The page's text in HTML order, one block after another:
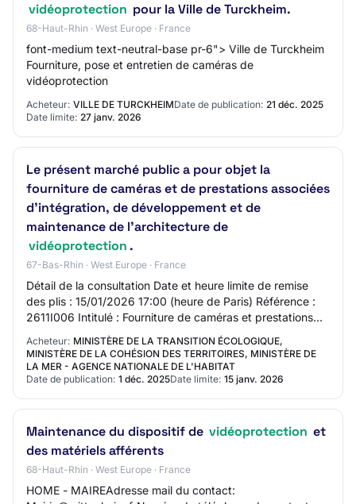
vidéoprotection pour la Ville de Turckheim.
68-Haut-Rhin · West Europe · France
font-medium text-neutral-base pr-6"> Ville de Turckheim
Fourniture, pose et entretien de caméras de
vidéoprotection
Acheteur: VILLE DE TURCKHEIMDate de publication: 21 déc. 2025
Date limite: 27 janv. 2026
Le présent marché public a pour objet la
fourniture de caméras et de prestations associées
d'intégration, de développement et de
maintenance de l'architecture de
vidéoprotection .
67-Bas-Rhin · West Europe · France
Détail de la consultation Date et heure limite de remise
des plis : 15/01/2026 17:00 (heure de Paris) Référence :
2611I006 Intitulé : Fourniture de caméras et prestations
associées d'intégration, de…
Acheteur: MINISTÈRE DE LA TRANSITION ÉCOLOGIQUE,
MINISTÈRE DE LA COHÉSION DES TERRITOIRES, MINISTÈRE DE
LA MER - AGENCE NATIONALE DE L'HABITAT
Date de publication: 1 déc. 2025Date limite: 15 janv. 2026
Maintenance du dispositif de vidéoprotection et
des matériels afférents
68-Haut-Rhin · West Europe · France
HOME - MAIREAdresse mail du contact: